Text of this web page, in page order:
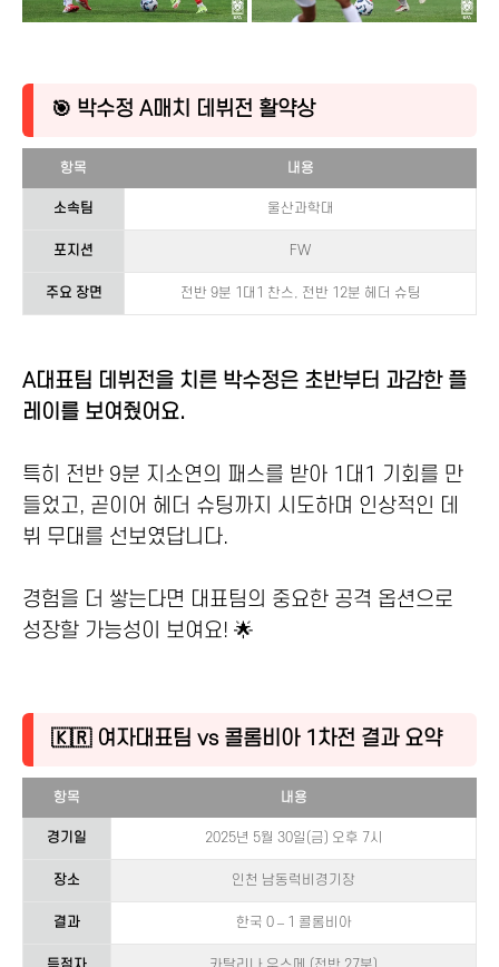
🎯 박수정 A매치 데뷔전 활약상
항목 내용
소속팀 울산과학대
포지션 FW
주요 장면 전반 9분 1대1 찬스, 전반 12분 헤더 슈팅
A대표팀 데뷔전을 치른 박수정은 초반부터 과감한 플
레이를 보여줬어요.
특히 전반 9분 지소연의 패스를 받아 1대1 기회를 만
들었고, 곧이어 헤더 슈팅까지 시도하며 인상적인 데
뷔 무대를 선보였답니다.
경험을 더 쌓는다면 대표팀의 중요한 공격 옵션으로
성장할 가능성이 보여요! 🌟
🇰🇷 여자대표팀 vs 콜롬비아 1차전 결과 요약
항목 내용
경기일 2025년 5월 30일(금) 오후 7시
장소 인천 남동럭비경기장
결과 한국 0 – 1 콜롬비아